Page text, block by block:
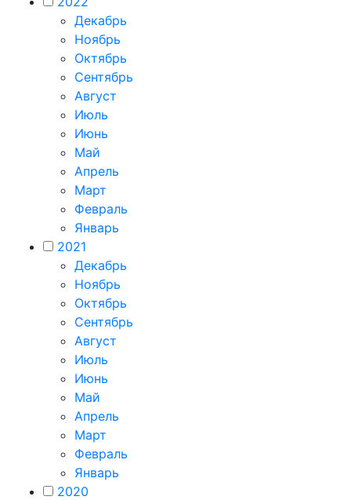
Декабрь
Ноябрь
Октябрь
Сентябрь
Август
Июль
Июнь
Май
Апрель
Март
Февраль
Январь
2021
Декабрь
Ноябрь
Октябрь
Сентябрь
Август
Июль
Июнь
Май
Апрель
Март
Февраль
Январь
2020